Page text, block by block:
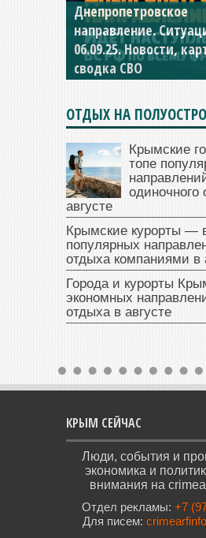
Константиновское
направление.
04.09.25 Новости,
сводка СВО
ОТДЫХ НА
Крымские
топе
одиночного
августе
Крымские курорты —
популярных
отдыха компаниями в
Города и курорты
экономных
отдыха в августе
КРЫМ СЕЙЧАС
Люди, события и
экономика и
внимания на
Отдел рекламы: +7
Для писем: